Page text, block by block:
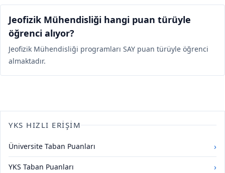
Jeofizik Mühendisliği hangi puan türüyle
öğrenci alıyor?
Jeofizik Mühendisliği programları SAY puan türüyle öğrenci
almaktadır.
YKS HIZLI ERIŞIM
Üniversite Taban Puanları ›
YKS Taban Puanları ›